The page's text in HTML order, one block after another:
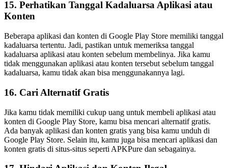
15. Perhatikan Tanggal Kadaluarsa Aplikasi atau
Konten
Beberapa aplikasi dan konten di Google Play Store memiliki tanggal
kadaluarsa tertentu. Jadi, pastikan untuk memeriksa tanggal
kadaluarsa aplikasi atau konten sebelum membelinya. Jika kamu
tidak menggunakan aplikasi atau konten tersebut sebelum tanggal
kadaluarsa, kamu tidak akan bisa menggunakannya lagi.
16. Cari Alternatif Gratis
Jika kamu tidak memiliki cukup uang untuk membeli aplikasi atau
konten di Google Play Store, kamu bisa mencari alternatif gratis.
Ada banyak aplikasi dan konten gratis yang bisa kamu unduh di
Google Play Store. Selain itu, kamu juga bisa mencari aplikasi dan
konten gratis di situs-situs seperti APKPure dan sebagainya.